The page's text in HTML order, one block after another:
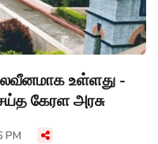
உள்ளது -
கேரள அரசு
PM